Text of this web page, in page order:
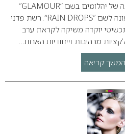
קולקציה מיוחדת ומרהיבה של יהלומים בשם “GLAMOUR”
וקולקציה בשילוב פנינים העונה לשם “RAIN DROPS“. רשת פדני
יוקרה משיקה לקראת ערב
המשך קריאה